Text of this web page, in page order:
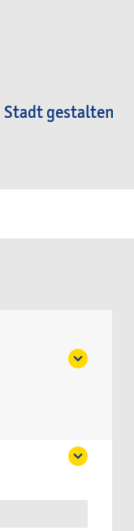
Stadt gestalten